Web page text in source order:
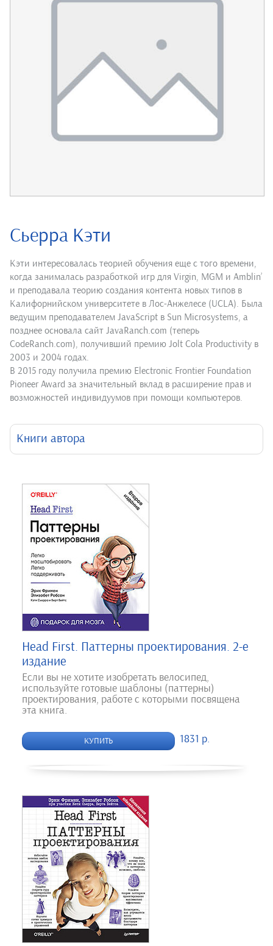
Сьерра Кэти
Кэти интересовалась теорией обучения еще с того времени,
когда занималась разработкой игр для Virgin, MGM и Amblin’
и преподавала теорию создания контента новых типов в
Калифорнийском университете в Лос-Анжелесе (UCLA). Была
ведущим преподавателем JavaScript в Sun Microsystems, а
позднее основала сайт JavaRanch.com (теперь
CodeRanch.com), получивший премию Jolt Cola Productivity в
2003 и 2004 годах.
В 2015 году получила премию Electronic Frontier Foundation
Pioneer Award за значительный вклад в расширение прав и
возможностей индивидуумов при помощи компьютеров.
Книги автора
Head First. Паттерны проектирования. 2-е
издание
Если вы не хотите изобретать велосипед,
используйте готовые шаблоны (паттерны)
проектирования, работе с которыми посвящена
эта книга.
КУПИТЬ 1831 р.